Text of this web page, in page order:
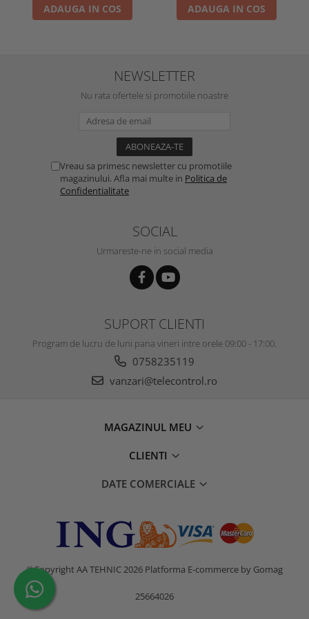
ADAUGA IN COS ADAUGA IN COS
NEWSLETTER
Nu rata ofertele si promotiile noastre
Vreau sa primesc newsletter cu promotiile
magazinului. Afla mai multe in Politica de
Confidentialitate
SOCIAL
Urmareste-ne in social media
SUPORT CLIENTI
Program de lucru de luni pana vineri intre orele 09:00 - 17:00.
0758235119
vanzari@telecontrol.ro
MAGAZINUL MEU
CLIENTI
DATE COMERCIALE
©Copyright AA TEHNIC 2026 Platforma E-commerce by Gomag
25664026